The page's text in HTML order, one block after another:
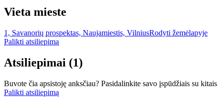
Vieta mieste
1, Savanorių prospektas, Naujamiestis, VilniusRodyti žemėlapyje
Palikti atsiliepimą
Atsiliepimai (1)
Buvote čia apsistoję anksčiau? Pasidalinkite savo įspūdžiais su kitais
Palikti atsiliepimą